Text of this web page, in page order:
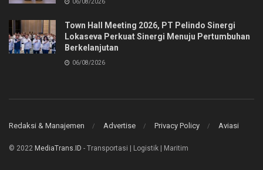
Town Hall Meeting 2026, PT Pelindo Sinergi
Lokaseva Perkuat Sinergi Menuju Pertumbuhan
Berkelanjutan
06/08/2026
Redaksi & Manajemen Advertise Privacy Policy Aviasi
© 2022 MediaTrans.ID - Transportasi | Logistik | Maritim